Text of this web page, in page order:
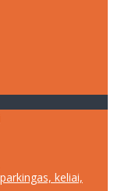
keliai,